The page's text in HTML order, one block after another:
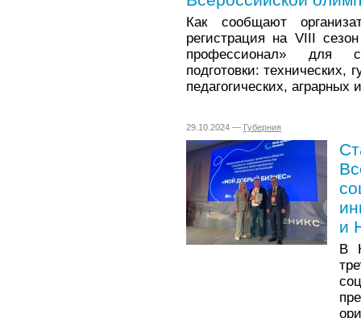
Как сообщают
регистрация на VIII
профессионал» для
подготовки: технических,
педагогических, аграрных
29.10.2024 — Губерния
и
В